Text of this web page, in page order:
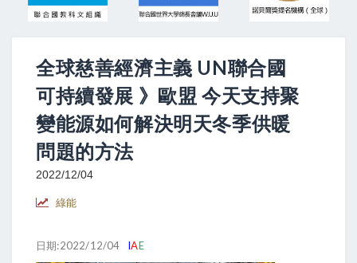
全球慈善經濟主義 UN聯合國
可持續發展 》歐盟 今天支持聚
變能源如何解決明天冬季供暖
問題的方法
2022/12/04
綠能
日期:2022/12/04 IAE